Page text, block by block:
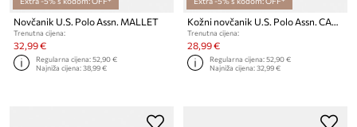
Novčanik U.S. Polo Assn. MALLET
Trenutna cijena:
32,99 €
Regularna cijena:52,90 €
Najniža cijena:38,99 €
Trenutna cijena:
28,99 €
Regularna cijena:52,90 €
Najniža cijena:32,99 €